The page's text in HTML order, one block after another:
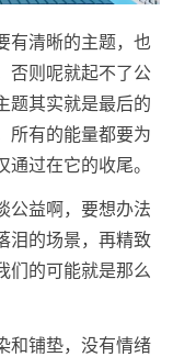
有清晰的主题，也
否则呢就起不了公
题其实就是最后的
所有的能量都要为
过在它的收尾。
公益啊，要想办法
泪的场景，再精致
们的可能就是那么
和铺垫，没有情绪